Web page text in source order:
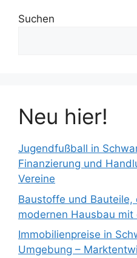
Suchen
Neu hier!
Jugendfußball in
Finanzierung und
Vereine
Baustoffe und
modernen Hausbau mit
Immobilienpreise in
Umgebung –